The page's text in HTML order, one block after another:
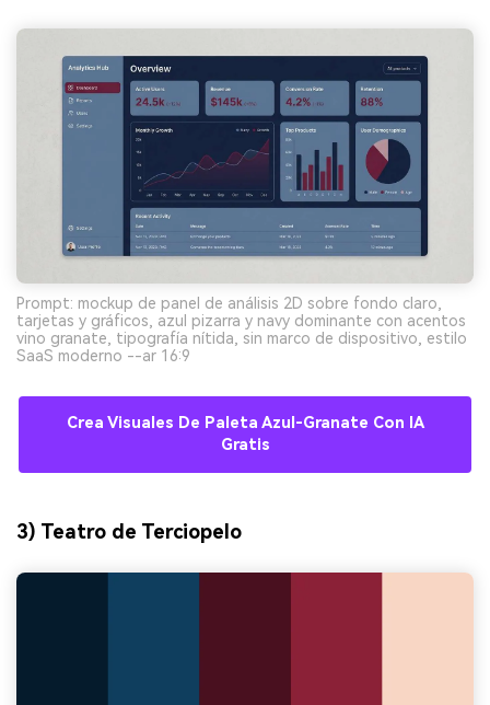
Prompt: mockup de panel de análisis 2D sobre fondo claro,
tarjetas y gráficos, azul pizarra y navy dominante con acentos
vino granate, tipografía nítida, sin marco de dispositivo, estilo
SaaS moderno --ar 16:9
Crea Visuales De Paleta Azul-Granate Con IA
Gratis
3) Teatro de Terciopelo